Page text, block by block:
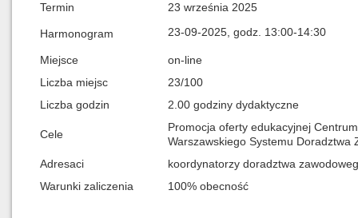
Termin
23 września 2025
Harmonogram 23-09-2025, godz. 13:00-14:30
Miejsce
on-line
Liczba miejsc
23/100
Liczba godzin
2.00 godziny dydaktyczne
Cele
Promocja oferty edukacyjnej
Warszawskiego Systemu Doradztwa
Adresaci
koordynatorzy doradztwa
Warunki zaliczenia
100% obecność